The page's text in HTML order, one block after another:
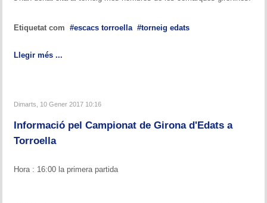
Etiquetat com escacs torroella torneig edats
Llegir més ...
Dimarts, 10 Gener 2017 10:16
Informació pel Campionat de Girona d'Edats a
Torroella
Hora : 16:00 la primera partida